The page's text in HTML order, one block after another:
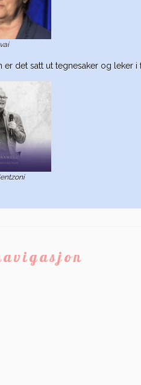
det satt ut tegnesaker og leker i